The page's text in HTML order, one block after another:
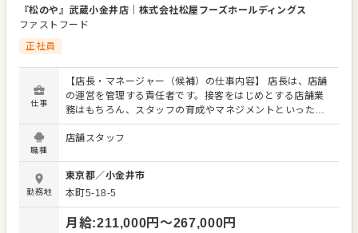
『松のや』武蔵小金井店
株式会社松屋フーズホールディングス
ファストフード
正社員
仕事
【店長・マネージャー（候補）の仕事内容】 店長は、店舗
の運営を管理する責任者です。接客をはじめとする店舗業
務はもちろん、スタッフの育成やマネジメントといった重
要な役割を担います。メインとなるのは、販促イベントや
キャンペーンの企画なども含め、売上に繋げていくことで
あなたならではのアイデアを積極的に発信してください。
【具体的には…】 ・ホール、キッチンの全体管理 ・予約管
理、電話対応 ・接客、サービス全般 ・売上管理、在庫管理
・スタッフの育成やマネジメント、シフト管理 など 入社
後はスキルに合わせた業務からお任せしますので、徐々に
職種
店舗スタッフ
勤務地
東京都／小金井市
本町5-18-5
月給:211,000円〜267,000円